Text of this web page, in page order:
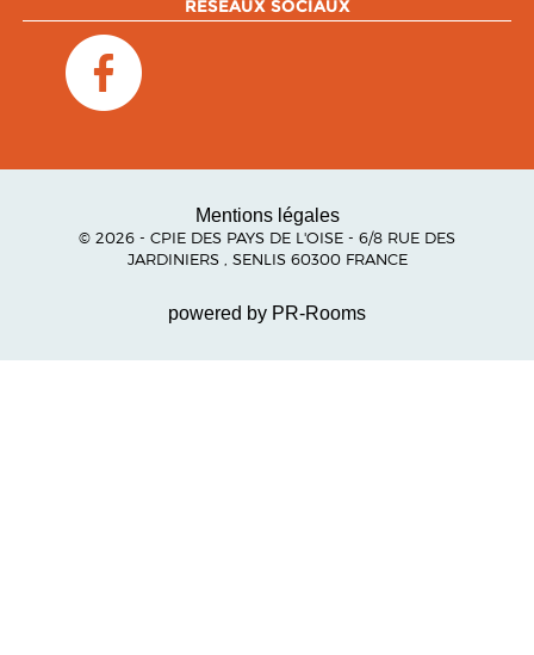
RÉSEAUX SOCIAUX
Mentions légales
© 2026 - CPIE DES PAYS DE L'OISE - 6/8 RUE DES
JARDINIERS , SENLIS 60300 FRANCE
powered by PR-Rooms